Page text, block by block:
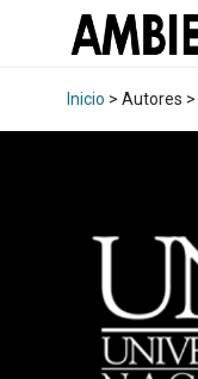
Inicio > Autores >